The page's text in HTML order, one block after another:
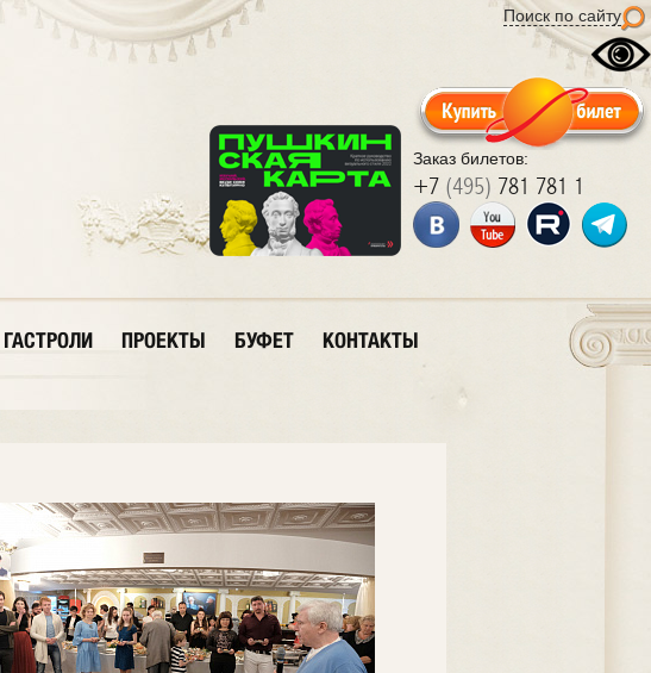
Поиск по сайту
Заказ билетов:
+7 (495) 781 781 1
ГАСТРОЛИ ПРОЕКТЫ БУФЕТ КОНТАКТЫ